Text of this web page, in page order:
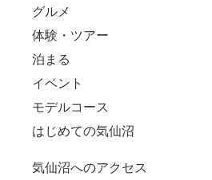
グルメ
体験・ツアー
泊まる
イベント
モデルコース
はじめての気仙沼
気仙沼へのアクセス